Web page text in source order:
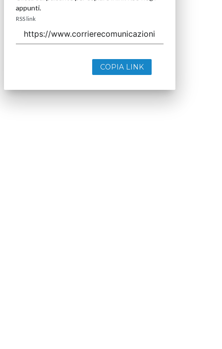
appunti.
RSS link
COPIA LINK